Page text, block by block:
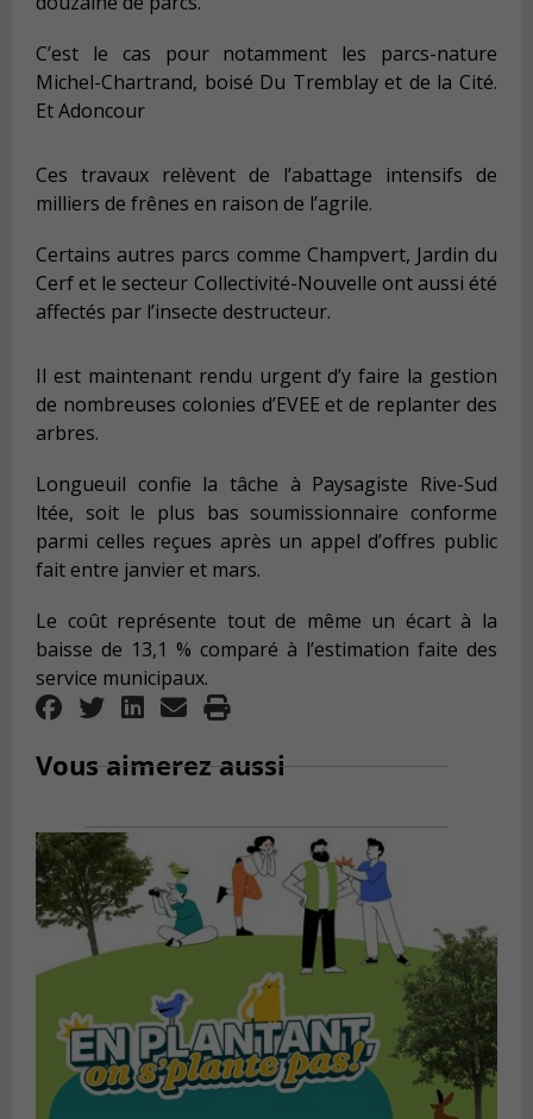
C’est le cas pour notamment les parcs-nature
Michel-Chartrand, boisé Du Tremblay et de la Cité.
Et Adoncour
Ces travaux relèvent de l’abattage intensifs de
milliers de frênes en raison de l’agrile.
Certains autres parcs comme Champvert, Jardin du
Cerf et le secteur Collectivité-Nouvelle ont aussi été
affectés par l’insecte destructeur.
Il est maintenant rendu urgent d’y faire la gestion
de nombreuses colonies d’EVEE et de replanter des
arbres.
Longueuil confie la tâche à Paysagiste Rive-Sud
ltée, soit le plus bas soumissionnaire conforme
parmi celles reçues après un appel d’offres public
fait entre janvier et mars.
Le coût représente tout de même un écart à la
baisse de 13,1 % comparé à l’estimation faite des
service municipaux.
Vous aimerez aussi